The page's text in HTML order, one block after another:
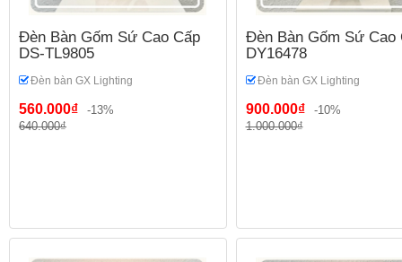
Đèn Bàn Gốm Sứ Cao Cấp
DS-TL9805
Đèn bàn GX Lighting
560.000₫
-13%
640.000₫
Đèn Bàn Gốm Sứ Cao
DY16478
Đèn bàn GX Lighting
900.000₫
-10%
1.000.000₫